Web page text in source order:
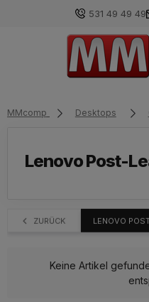
531 49 49 49
MMcomp Desktops
Lenovo Post-
ZURÜCK LENOVO
Keine Artikel